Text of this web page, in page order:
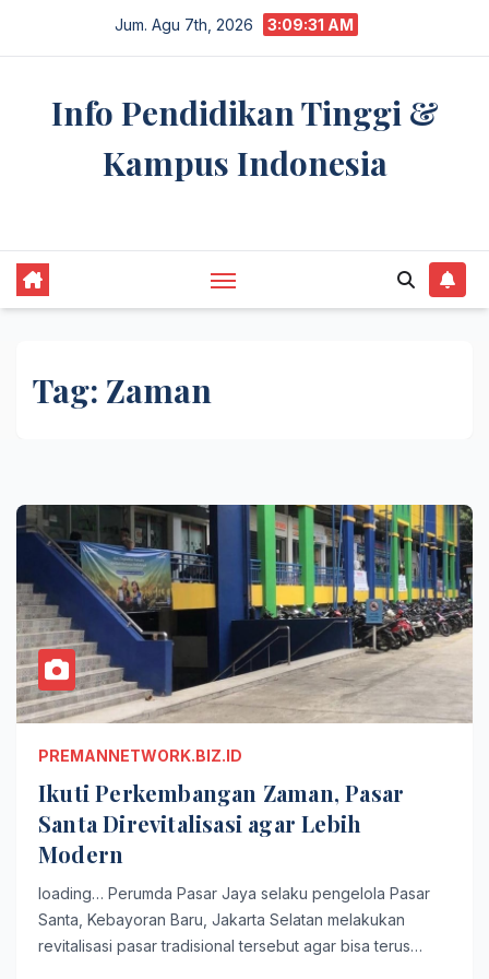
Jum. Agu 7th, 2026 3:09:32 AM
Info Pendidikan Tinggi &
Kampus Indonesia
Tag: Zaman
PREMANNETWORK.BIZ.ID
Ikuti Perkembangan Zaman, Pasar
Santa Direvitalisasi agar Lebih
Modern
loading… Perumda Pasar Jaya selaku pengelola Pasar
Santa, Kebayoran Baru, Jakarta Selatan melakukan
revitalisasi pasar tradisional tersebut agar bisa terus…